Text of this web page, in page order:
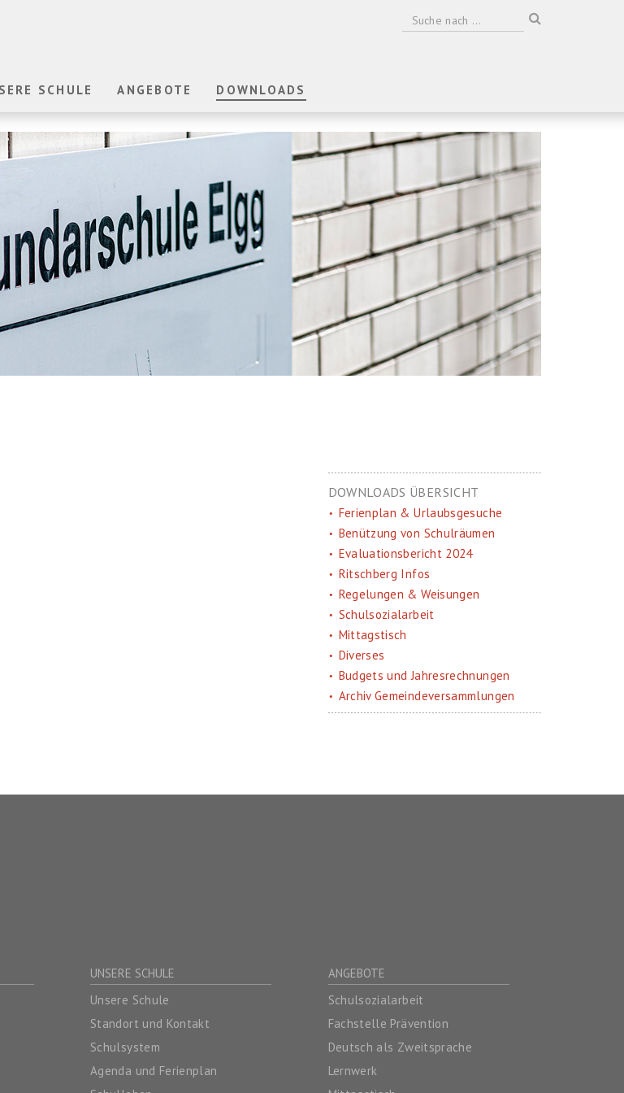
SCHULE ANGEBOTE DOWNLOADS
DOWNLOADS ÜBERSICHT
Ferienplan & Urlaubsgesuche
Benützung von Schulräumen
Evaluationsbericht 2024
Ritschberg Infos
Regelungen & Weisungen
Schulsozialarbeit
Mittagstisch
Diverses
Budgets und Jahresrechnungen
Archiv Gemeindeversammlungen
UNSERE SCHULE
Unsere Schule
Standort und Kontakt
Schulsystem
Agenda und Ferienplan
ANGEBOTE
Schulsozialarbeit
Fachstelle Prävention
Deutsch als Zweitsprache
Lernwerk